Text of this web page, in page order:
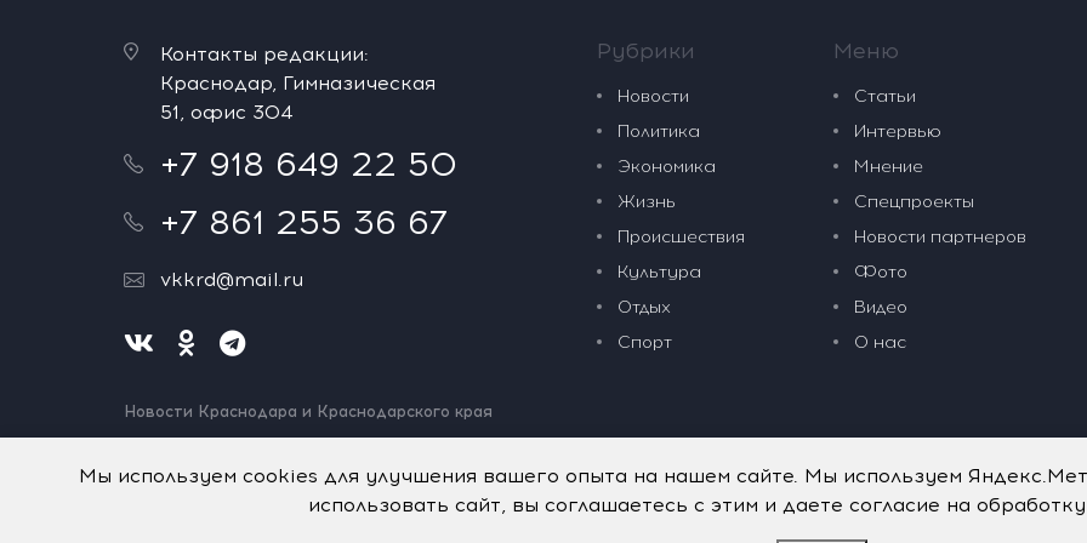
Контакты редакции:
Краснодар, Гимназическая
51, офис 304
+7 918 649 22 50
+7 861 255 36 67
vkkrd@mail.ru
Новости Краснодара и Краснодарского края
Нашли ошибку? Выделите и нажмите Ctrl+Enter.
Рубрики
Новости
Политика
Экономика
Жизнь
Происшествия
Культура
Отдых
Спорт
Меню
Статьи
Интервью
Мнение
Спецпроекты
Новости партнеров
Фото
Видео
О нас
Мы используем cookies для улучшения вашего опыта на нашем сайте. Мы используем
использовать сайт, вы соглашаетесь с этим и даете согласие на